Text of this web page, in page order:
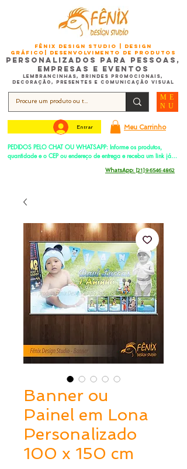
FÊNIX DESIGN STUDIO | Design
Gráfico| Desenvolvimento de Produtos
Personalizados para Pessoas,
Empresas e EventoS
Lembrancinhas, Brindes promocionais,
Decoração, Presentes e Comunicação Visual
PEDIDOS PELO CHAT OU WHATSAPP: Informe os produtos,
quantidade e o CEP ou endereço de entrega e receba um link já
ME
NU
Meu Carrinho
WhatsApp: [21] 9 6546 4862
Entrar
Banner ou
Painel em Lona
Personalizado
100 x 150 cm